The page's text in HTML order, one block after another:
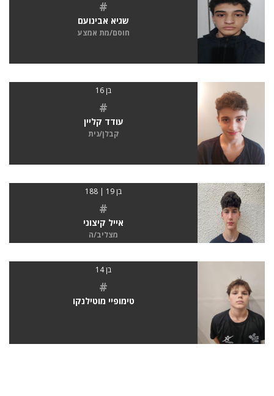
#
שגיא אבינועם
חוסם/מת אמצע
בן 16
#
עודד קליין
קבלן/נית
בן 19 | 188
#
אייל קיצוני
מצליב/ה
בן 14
#
טימופיי מוטילנקו